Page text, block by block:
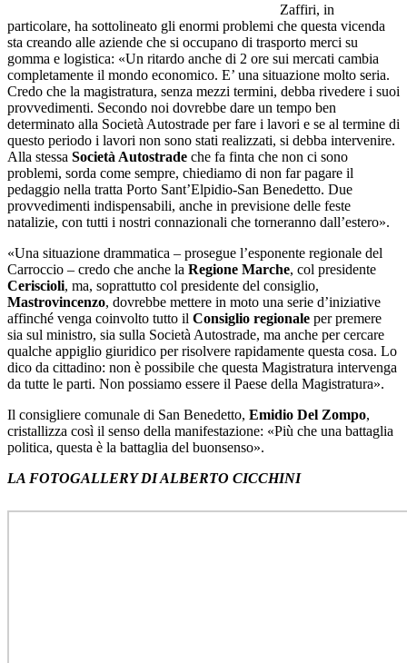
Zaffiri, in
particolare, ha sottolineato gli enormi problemi che questa vicenda
sta creando alle aziende che si occupano di trasporto merci su
gomma e logistica: «Un ritardo anche di 2 ore sui mercati cambia
completamente il mondo economico. E’ una situazione molto seria.
Credo che la magistratura, senza mezzi termini, debba rivedere i suoi
provvedimenti. Secondo noi dovrebbe dare un tempo ben
determinato alla Società Autostrade per fare i lavori e se al termine di
questo periodo i lavori non sono stati realizzati, si debba intervenire.
Alla stessa Società Autostrade che fa finta che non ci sono
problemi, sorda come sempre, chiediamo di non far pagare il
pedaggio nella tratta Porto Sant’Elpidio-San Benedetto. Due
provvedimenti indispensabili, anche in previsione delle feste
natalizie, con tutti i nostri connazionali che torneranno dall’estero».
«Una situazione drammatica – prosegue l’esponente regionale del
Carroccio – credo che anche la Regione Marche, col presidente
Ceriscioli, ma, soprattutto col presidente del consiglio,
Mastrovincenzo, dovrebbe mettere in moto una serie d’iniziative
affinché venga coinvolto tutto il Consiglio regionale per premere
sia sul ministro, sia sulla Società Autostrade, ma anche per cercare
qualche appiglio giuridico per risolvere rapidamente questa cosa. Lo
dico da cittadino: non è possibile che questa Magistratura intervenga
da tutte le parti. Non possiamo essere il Paese della Magistratura».
Il consigliere comunale di San Benedetto, Emidio Del Zompo,
cristallizza così il senso della manifestazione: «Più che una battaglia
politica, questa è la battaglia del buonsenso».
LA FOTOGALLERY DI ALBERTO CICCHINI